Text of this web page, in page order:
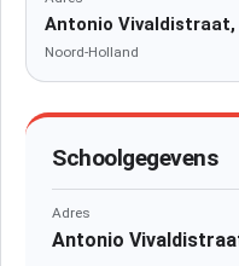
Antonio Vivaldistraat,
Noord-Holland
Schoolgegevens
Adres
Antonio